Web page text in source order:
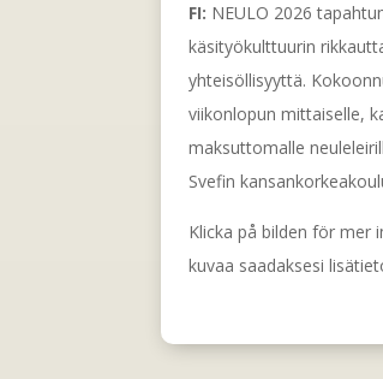
FI: NEULO 2026
käsityökulttuurin
yhteisöllisyyttä.
viikonlopun mittaiselle,
maksuttomalle
Svefin
Klicka på bilden för mer
kuvaa saadaksesi